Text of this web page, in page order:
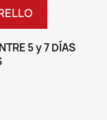
5 y 7 DÍAS